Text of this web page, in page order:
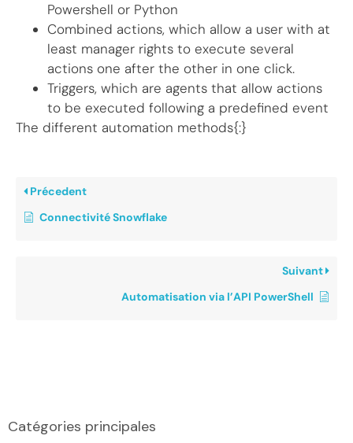
Catégories principales
Powershell or Python
Combined actions, which allow a user with at
least manager rights to execute several
actions one after the other in one click.
Triggers, which are agents that allow actions
to be executed following a predefined event
The different automation methods{:}
Précedent
Connectivité Snowflake
Suivant
Automatisation via l’API PowerShell